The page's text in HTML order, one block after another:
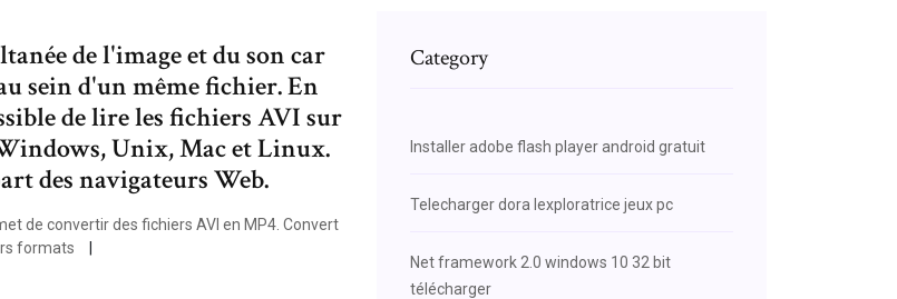
de l'image et du son car
sein d'un même fichier. En
de lire les fichiers AVI sur
Unix, Mac et Linux.
des navigateurs Web.
de convertir des fichiers AVI en MP4. Convert
formats
Category
Installer adobe flash player android gratuit
Telecharger dora lexploratrice jeux pc
Net framework 2.0 windows 10 32 bit
télécharger